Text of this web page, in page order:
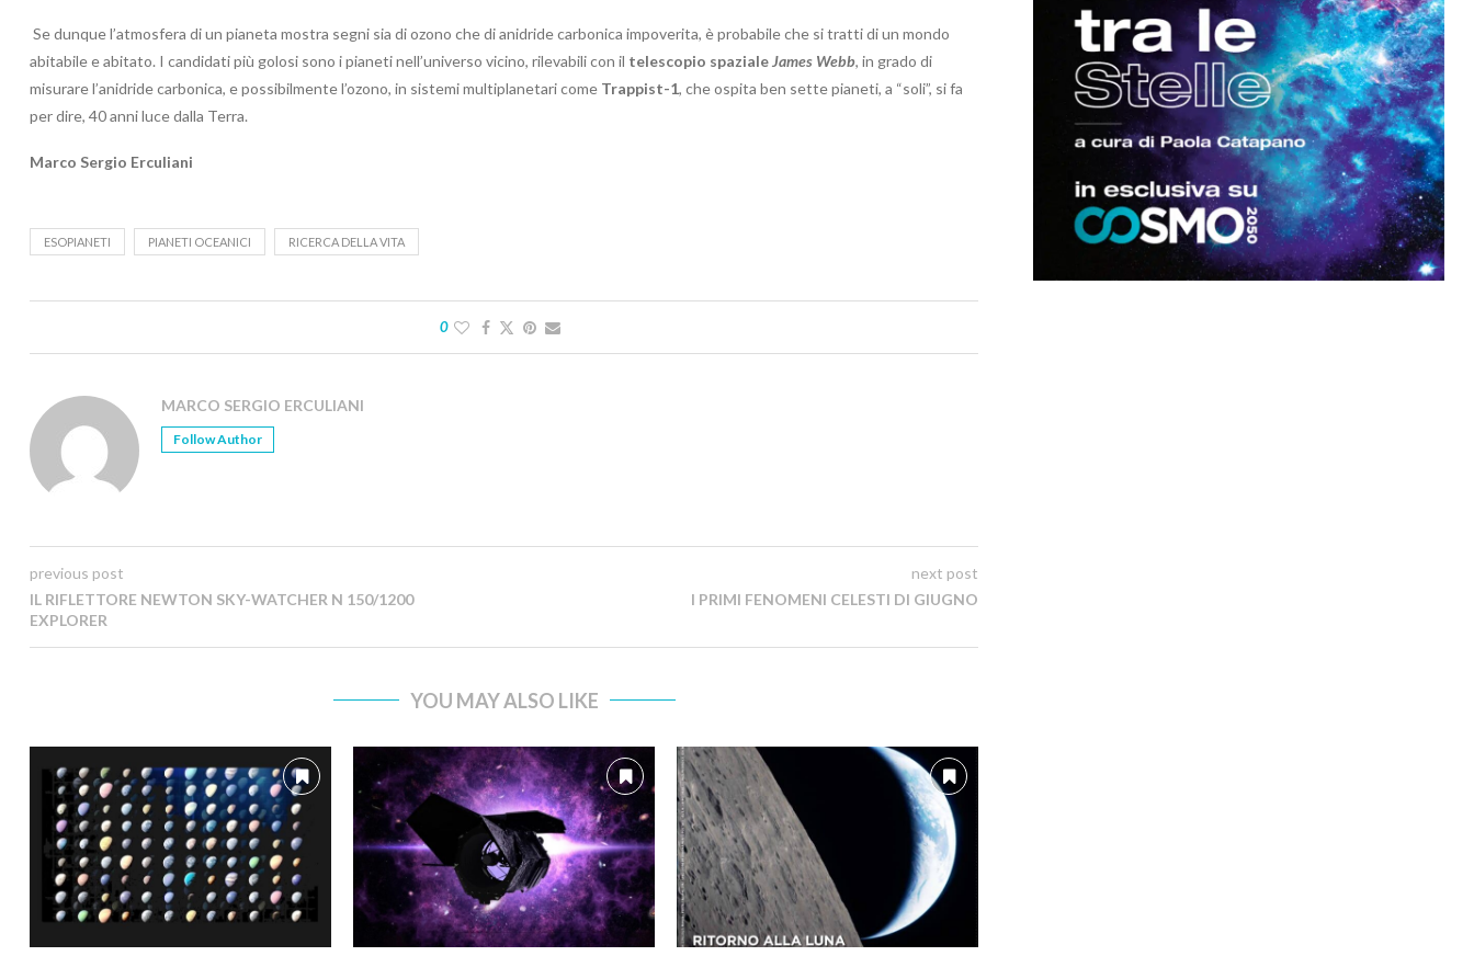
Se dunque l’atmosfera di un pianeta mostra segni sia di ozono che di anidride carbonica impoverita, è probabile che si tratti di un mondo
abitabile e abitato. I candidati più golosi sono i pianeti nell’universo vicino, rilevabili con il telescopio spazialeJames Webb, in grado di
misurare l’anidride carbonica, e possibilmente l’ozono, in sistemi multiplanetari come Trappist-1, che ospita ben sette pianeti, a “soli”, si fa
per dire, 40 anni luce dalla Terra.
Marco Sergio Erculiani
ESOPIANETI PIANETI OCEANICI RICERCA DELLA VITA
0
MARCO SERGIO ERCULIANI
Follow Author
previous post
IL RIFLETTORE NEWTON SKY-WATCHER N 150/1200
EXPLORER
next post
I PRIMI FENOMENI CELESTI DI GIUGNO
YOU MAY ALSO LIKE